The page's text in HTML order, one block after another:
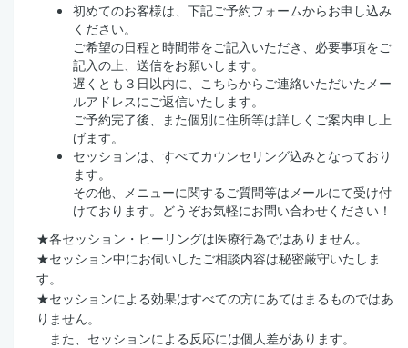
初めてのお客様は、下記ご予約フォームからお申し込み
ください。
ご希望の日程と時間帯をご記入いただき、必要事項をご
記入の上、送信をお願いします。
遅くとも３日以内に、こちらからご連絡いただいたメー
ルアドレスにご返信いたします。
ご予約完了後、また個別に住所等は詳しくご案内申し上
げます。
セッションは、すべてカウンセリング込みとなっており
ます。
その他、メニューに関するご質問等はメールにて受け付
けております。どうぞお気軽にお問い合わせください！
★各セッション・ヒーリングは医療行為ではありません。
★セッション中にお伺いしたご相談内容は秘密厳守いたしま
す。
★セッションによる効果はすべての方にあてはまるものではあ
りません。
また、セッションによる反応には個人差があります。